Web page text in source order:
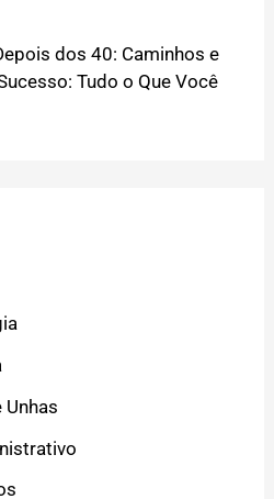
dos 40: Caminhos e
Tudo o Que Você